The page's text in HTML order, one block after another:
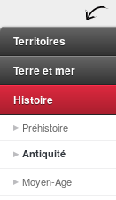
Territoires
Terre et mer
Histoire
Préhistoire
Antiquité
Moyen-Age